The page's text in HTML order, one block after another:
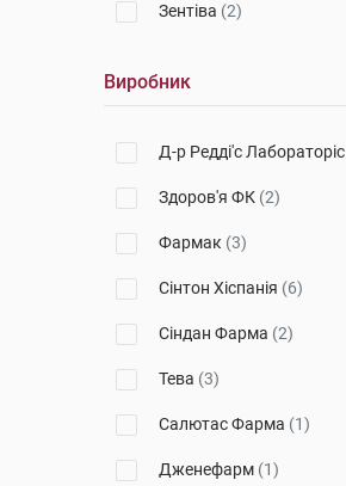
Зентіва (2)
Виробник
Д-р Редді'с Лабораторіс
Здоров'я ФК (2)
Фармак (3)
Сінтон Хіспанія (6)
Сіндан Фарма (2)
Тева (3)
Салютас Фарма (1)
Дженефарм (1)